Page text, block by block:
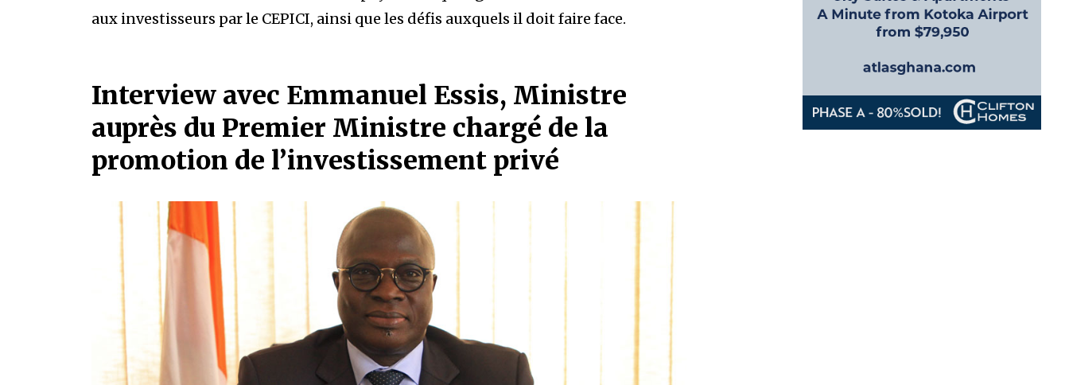
aux investisseurs par le CEPICI, ainsi que les défis auxquels il doit faire face.
Interview avec Emmanuel Essis, Ministre
auprès du Premier Ministre chargé de la
promotion de l’investissement privé